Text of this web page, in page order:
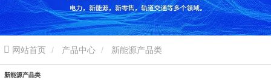
网站首页 产品中心 新能源产品类
新能源产品类